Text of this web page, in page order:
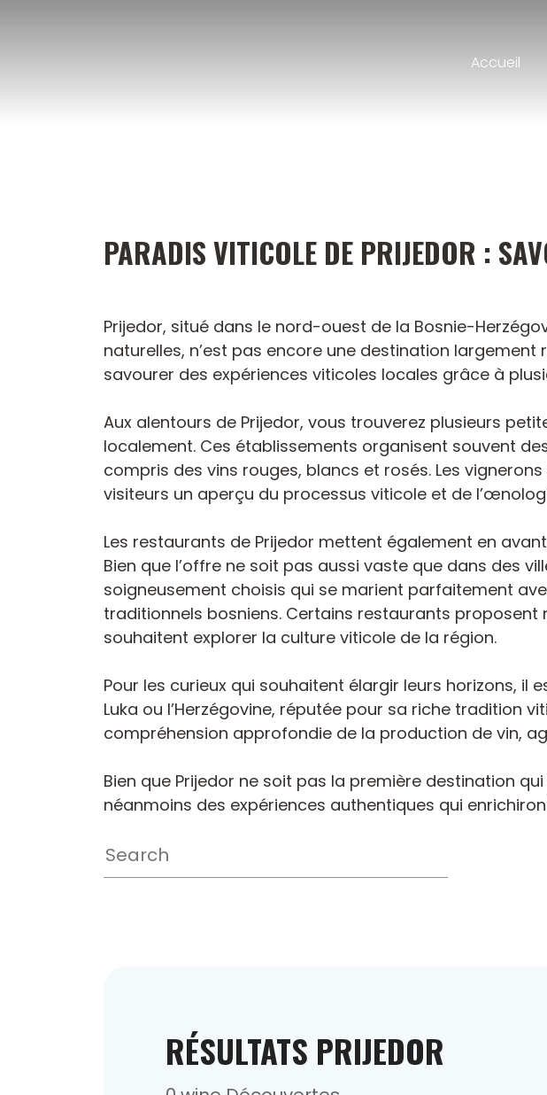
Accueil
PARADIS VITICOLE DE PRIJEDOR :
Prijedor, situé dans le nord-ouest de la Bosnie-
naturelles, n’est pas encore une destination
savourer des expériences viticoles locales grâce à
Aux alentours de Prijedor, vous trouverez plusieurs
localement. Ces établissements organisent souvent
compris des vins rouges, blancs et rosés. Les
visiteurs un aperçu du processus viticole et de
Les restaurants de Prijedor mettent également en
Bien que l’offre ne soit pas aussi vaste que dans des
soigneusement choisis qui se marient parfaitement
traditionnels bosniens. Certains restaurants
souhaitent explorer la culture viticole de la région.
Pour les curieux qui souhaitent élargir leurs horizons, il
Luka ou l’Herzégovine, réputée pour sa riche tradition
compréhension approfondie de la production de vin,
Bien que Prijedor ne soit pas la première destination
néanmoins des expériences authentiques qui
RÉSULTATS PRIJEDOR